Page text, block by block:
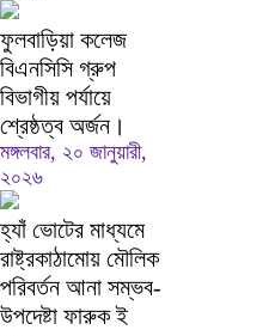
ফুলবাড়িয়া কলেজ
বিএনসিসি গ্রুপ
বিভাগীয় পর্যায়ে
শ্রেষ্ঠত্ব অর্জন।
মঙ্গলবার, ২০ জানুয়ারী,
২০২৬
হ্যাঁ ভোটের মাধ্যমে
রাষ্ট্রকাঠামোয় মৌলিক
পরিবর্তন আনা সম্ভব-
উপদেষ্টা ফারুক ই